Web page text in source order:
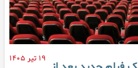
۱۹ تیر ۱۴۰۵